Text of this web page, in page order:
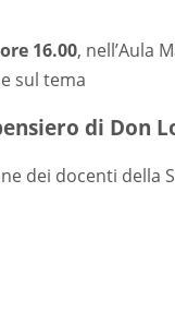
16.00, nell’Aula
sul tema
di Don
dei docenti della